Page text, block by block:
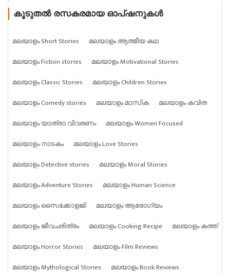
കൂടുതൽ രസകരമായ ഓപ്ഷനുകൾ
മലയാളം Short Stories
മലയാളം ആത്മീയ കഥ
മലയാളം Fiction stories
മലയാളം Motivational Stories
മലയാളം Classic Stories
മലയാളം Children Stories
മലയാളം Comedy stories
മലയാളം മാസിക
മലയാളം കവിത
മലയാളം യാത്രാ വിവരണം
മലയാളം Women Focused
മലയാളം നാടകം
മലയാളം Love Stories
മലയാളം Detective stories
മലയാളം Moral Stories
മലയാളം Adventure Stories
മലയാളം Human Science
മലയാളം സൈക്കോളജി
മലയാളം ആരോഗ്യം
മലയാളം ജീവചരിത്രം
മലയാളം Cooking Recipe
മലയാളം കത്ത്
മലയാളം Horror Stories
മലയാളം Film Reviews
മലയാളം Mythological Stories
മലയാളം Book Reviews